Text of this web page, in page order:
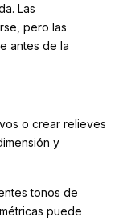
Las
pero las
antes de la
o crear relieves
y
tonos de
puede